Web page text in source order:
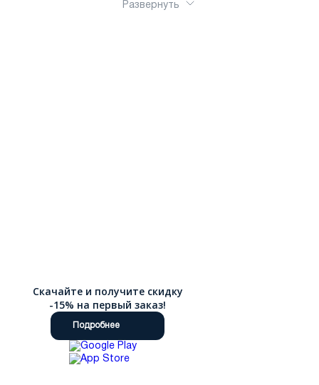
Развернуть
Скачайте и получите скидку
-15% на первый заказ!
Подробнее